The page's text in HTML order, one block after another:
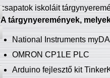
csapatok iskoláit
A tárgynyeremények,
National Instruments
OMRON CP1LE PLC
Arduino fejlesztő kit